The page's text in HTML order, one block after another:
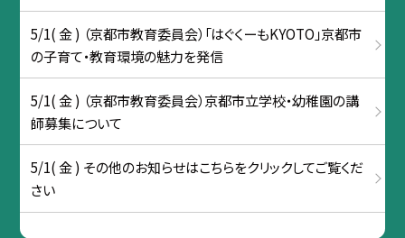
5/1( 金 ) （京都市教育委員会）「はぐくーもKYOTO」京都市
の子育て・教育環境の魅力を発信
5/1( 金 ) （京都市教育委員会）京都市立学校・幼稚園の講
師募集について
5/1( 金 ) その他のお知らせはこちらをクリックしてご覧くだ
さい